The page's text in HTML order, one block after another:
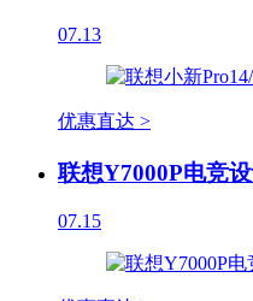
07.13
优惠直达 >
联想Y7000P电竞
07.15